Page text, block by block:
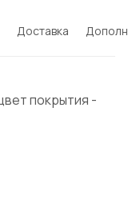
Доставка
покрытия -